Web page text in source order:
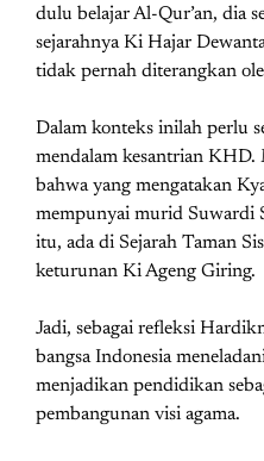
dulu belajar Al-Qur’an, dia
sejarahnya Ki Hajar
tidak pernah diterangkan
Dalam konteks inilah perlu
mendalam kesantrian KHD.
bahwa yang mengatakan
mempunyai murid Suwardi
itu, ada di Sejarah Taman
keturunan Ki Ageng Giring.
Jadi, sebagai refleksi
bangsa Indonesia
menjadikan pendidikan
pembangunan visi agama.